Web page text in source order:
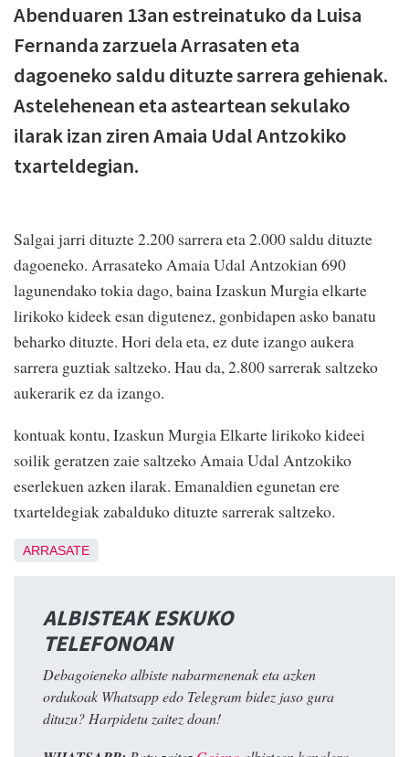
Abenduaren 13an estreinatuko da Luisa
Fernanda zarzuela Arrasaten eta
dagoeneko saldu dituzte sarrera gehienak.
Astelehenean eta asteartean sekulako
ilarak izan ziren Amaia Udal Antzokiko
txarteldegian.
Salgai jarri dituzte 2.200 sarrera eta 2.000 saldu dituzte
dagoeneko. Arrasateko Amaia Udal Antzokian 690
lagunendako tokia dago, baina Izaskun Murgia elkarte
lirikoko kideek esan digutenez, gonbidapen asko banatu
beharko dituzte. Hori dela eta, ez dute izango aukera
sarrera guztiak saltzeko. Hau da, 2.800 sarrerak saltzeko
aukerarik ez da izango.
kontuak kontu, Izaskun Murgia Elkarte lirikoko kideei
soilik geratzen zaie saltzeko Amaia Udal Antzokiko
eserlekuen azken ilarak. Emanaldien egunetan ere
txarteldegiak zabalduko dituzte sarrerak saltzeko.
ARRASATE
ALBISTEAK ESKUKO
TELEFONOAN
Debagoieneko albiste nabarmenenak eta azken
ordukoak Whatsapp edo Telegram bidez jaso gura
dituzu? Harpidetu zaitez doan!